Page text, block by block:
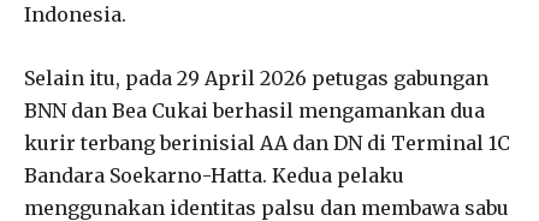
Indonesia.
Selain itu, pada 29 April 2026 petugas gabungan
BNN dan Bea Cukai berhasil mengamankan dua
kurir terbang berinisial AA dan DN di Terminal 1C
Bandara Soekarno-Hatta. Kedua pelaku
menggunakan identitas palsu dan membawa sabu